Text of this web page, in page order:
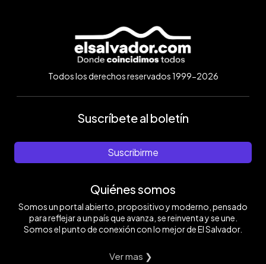
Todos los derechos reservados 1999-2026
Suscríbete al boletín
Suscribirme
Quiénes somos
Somos un portal abierto, propositivo y moderno, pensado
para reflejar a un país que avanza, se reinventa y se une.
Somos el punto de conexión con lo mejor de El Salvador.
Ver mas ❯